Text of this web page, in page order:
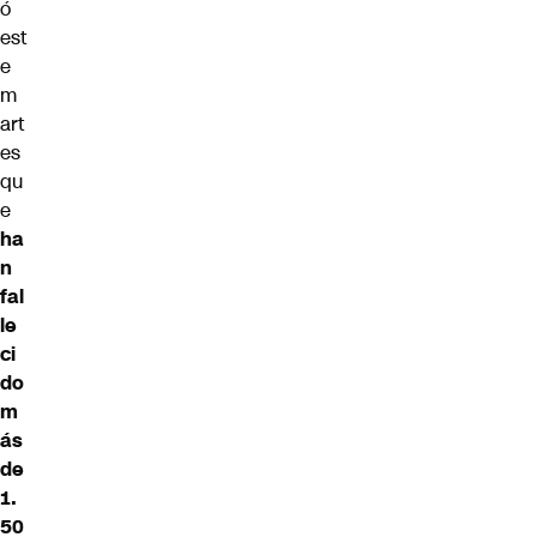
ó
est
e
m
art
es
qu
e
ha
n
fal
le
ci
do
m
ás
de
1.
50